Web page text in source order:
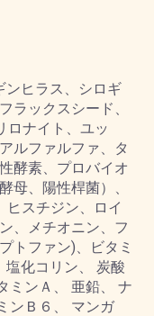
ンヒラス、シロギ
ラックスシード、
ロナイト、ユッ
ルファルファ、タ
酵素、プロバイオ
母、陽性桿菌）、
ヒスチジン、ロイ
、メチオニン、フ
トファン)、ビタミ
塩化コリン、 炭酸
ミンＡ、 亜鉛、 ナ
ンＢ６、 マンガ